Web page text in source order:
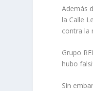
Además
la Calle
contra la
Grupo
hubo
Sin